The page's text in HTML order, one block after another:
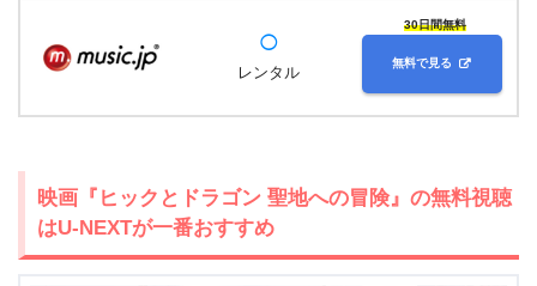
◯
レンタル
30日間無料
無料で見る
映画『ヒックとドラゴン 聖地への冒険』の無料視聴
はU-NEXTが一番おすすめ